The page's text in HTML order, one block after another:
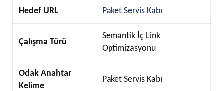
Hedef URL Paket Servis Kabı
Çalışma Türü
Semantik İç Link
Optimizasyonu
Odak Anahtar
Kelime
Paket Servis Kabı